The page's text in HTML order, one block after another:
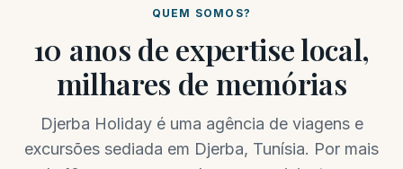
QUEM SOMOS?
10 anos de expertise local,
milhares de memórias
Djerba Holiday é uma agência de viagens e
excursões sediada em Djerba, Tunísia. Por mais